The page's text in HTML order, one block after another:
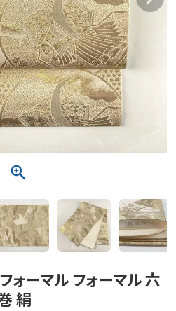
ォーマル フォーマル 六
絹